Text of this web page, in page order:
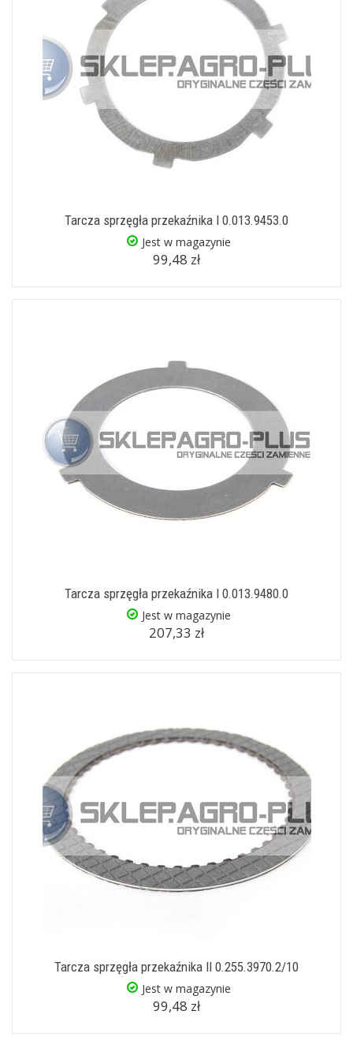
Tarcza sprzęgła przekaźnika I 0.013.9453.0
Jest w magazynie
99,48 zł
Tarcza sprzęgła przekaźnika I 0.013.9480.0
Jest w magazynie
207,33 zł
Tarcza sprzęgła przekaźnika II 0.255.3970.2/10
Jest w magazynie
99,48 zł